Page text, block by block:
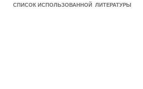
СПИСОК ИСПОЛЬЗОВАННОЙ ЛИТЕРАТУРЫ